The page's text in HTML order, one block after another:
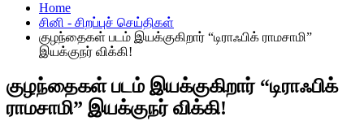
Home
சினி - சிறப்புச் செய்திகள்
குழந்தைகள் படம் இயக்குகிறார் “டிராஃபிக் ராமசாமி”
இயக்குநர் விக்கி!
குழந்தைகள் படம் இயக்குகிறார் “டிராஃபிக்
ராமசாமி” இயக்குநர் விக்கி!